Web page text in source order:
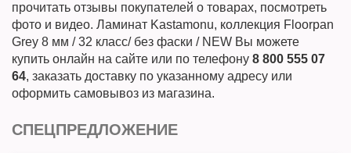
прочитать отзывы покупателей о товарах, посмотреть
фото и видео. Ламинат Kastamonu, коллекция Floorpan
Grey 8 мм / 32 класс/ без фаски / NEW Вы можете
купить онлайн на сайте или по телефону 8 800 555 07
64, заказать доставку по указанному адресу или
оформить самовывоз из магазина.
СПЕЦПРЕДЛОЖЕНИЕ